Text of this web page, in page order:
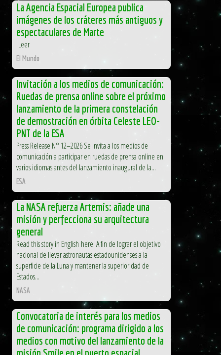
La Agencia Espacial Europea publica
imágenes de los cráteres más antiguos y
espectaculares de Marte
Leer
El Mundo
Invitación a los medios de comunicación:
Ruedas de prensa online sobre el próximo
lanzamiento de la primera constelación
de demostración en órbita Celeste LEO-
PNT de la ESA
Press Release N° 12–2026 Se invita a los medios de
comunicación a participar en ruedas de prensa online en
varios idiomas antes del lanzamiento inaugural de la...
ESA
La NASA refuerza Artemis: añade una
misión y perfecciona su arquitectura
general
Read this story in English here. A fin de lograr el objetivo
nacional de llevar astronautas estadounidenses a la
superficie de la Luna y mantener la superioridad de
Estados...
NASA
Convocatoria de interés para los medios
de comunicación: programa dirigido a los
medios con motivo del lanzamiento de la